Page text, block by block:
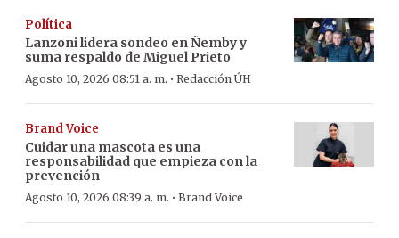
Política
Lanzoni lidera sondeo en Ñemby y
suma respaldo de Miguel Prieto
Agosto 10, 2026 08:51 a. m. · Redacción ÚH
Brand Voice
Cuidar una mascota es una
responsabilidad que empieza con la
prevención
Agosto 10, 2026 08:39 a. m. · Brand Voice